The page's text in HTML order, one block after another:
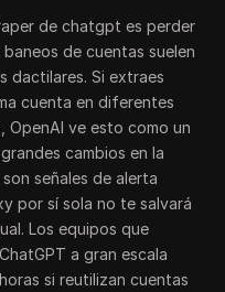
de chatgpt es perder
de cuentas suelen
dactilares. Si extraes
cuenta en diferentes
OpenAI ve esto como un
cambios en la
señales de alerta
por sí sola no te salvará
Los equipos que
a gran escala
si reutilizan cuentas